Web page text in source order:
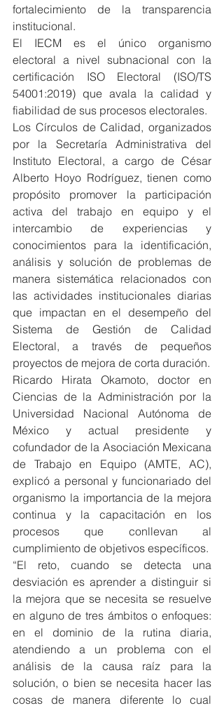
fortalecimiento de la transparencia
institucional.
El IECM es el único organismo
electoral a nivel subnacional con la
certificación ISO Electoral (ISO/TS
54001:2019) que avala la calidad y
fiabilidad de sus procesos electorales.
Los Círculos de Calidad, organizados
por la Secretaría Administrativa del
Instituto Electoral, a cargo de César
Alberto Hoyo Rodríguez, tienen como
propósito promover la participación
activa del trabajo en equipo y el
intercambio de experiencias y
conocimientos para la identificación,
análisis y solución de problemas de
manera sistemática relacionados con
las actividades institucionales diarias
que impactan en el desempeño del
Sistema de Gestión de Calidad
Electoral, a través de pequeños
proyectos de mejora de corta duración.
Ricardo Hirata Okamoto, doctor en
Ciencias de la Administración por la
Universidad Nacional Autónoma de
México y actual presidente y
cofundador de la Asociación Mexicana
de Trabajo en Equipo (AMTE, AC),
explicó a personal y funcionariado del
organismo la importancia de la mejora
continua y la capacitación en los
procesos que conllevan al
cumplimiento de objetivos específicos.
“El reto, cuando se detecta una
desviación es aprender a distinguir si
la mejora que se necesita se resuelve
en alguno de tres ámbitos o enfoques:
en el dominio de la rutina diaria,
atendiendo a un problema con el
análisis de la causa raíz para la
solución, o bien se necesita hacer las
cosas de manera diferente lo cual